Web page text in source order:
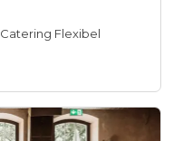
Catering Flexibel